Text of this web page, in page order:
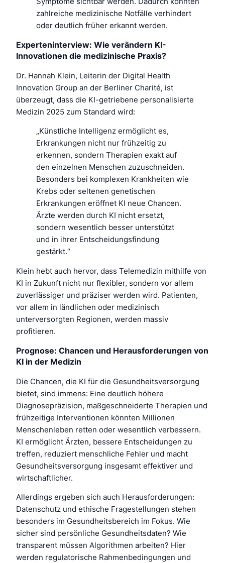
zahlreiche medizinische Notfälle verhindert
oder deutlich früher erkannt werden.
Experteninterview: Wie verändern KI-
Innovationen die medizinische Praxis?
Dr. Hannah Klein, Leiterin der Digital Health
Innovation Group an der Berliner Charité, ist
überzeugt, dass die KI-getriebene personalisierte
Medizin 2025 zum Standard wird:
„Künstliche Intelligenz ermöglicht es,
Erkrankungen nicht nur frühzeitig zu
erkennen, sondern Therapien exakt auf
den einzelnen Menschen zuzuschneiden.
Besonders bei komplexen Krankheiten wie
Krebs oder seltenen genetischen
Erkrankungen eröffnet KI neue Chancen.
Ärzte werden durch KI nicht ersetzt,
sondern wesentlich besser unterstützt
und in ihrer Entscheidungsfindung
gestärkt.“
Klein hebt auch hervor, dass Telemedizin mithilfe von
KI in Zukunft nicht nur flexibler, sondern vor allem
zuverlässiger und präziser werden wird. Patienten,
vor allem in ländlichen oder medizinisch
unterversorgten Regionen, werden massiv
profitieren.
Prognose: Chancen und Herausforderungen von
KI in der Medizin
Die Chancen, die KI für die Gesundheitsversorgung
bietet, sind immens: Eine deutlich höhere
Diagnosepräzision, maßgeschneiderte Therapien und
frühzeitige Interventionen könnten Millionen
Menschenleben retten oder wesentlich verbessern.
KI ermöglicht Ärzten, bessere Entscheidungen zu
treffen, reduziert menschliche Fehler und macht
Gesundheitsversorgung insgesamt effektiver und
wirtschaftlicher.
Allerdings ergeben sich auch Herausforderungen:
Datenschutz und ethische Fragestellungen stehen
besonders im Gesundheitsbereich im Fokus. Wie
sicher sind persönliche Gesundheitsdaten? Wie
transparent müssen Algorithmen arbeiten? Hier
werden regulatorische Rahmenbedingungen und